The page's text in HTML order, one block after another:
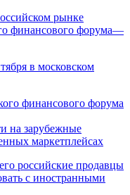
финансового форума—
в московском
на зарубежные
маркетплейсах
российские продавцы
с иностранными